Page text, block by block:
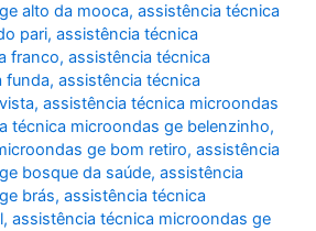
alto da mooca,assistência técnica
pari,assistência técnica
franco,assistência técnica
funda,assistência técnica
,assistência técnica microondas
técnica microondas ge belenzinho,
ge bom retiro,assistência
bosque da saúde,assistência
brás,assistência técnica
,assistência técnica microondas ge